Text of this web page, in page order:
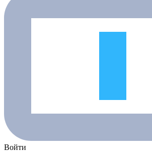
Войти